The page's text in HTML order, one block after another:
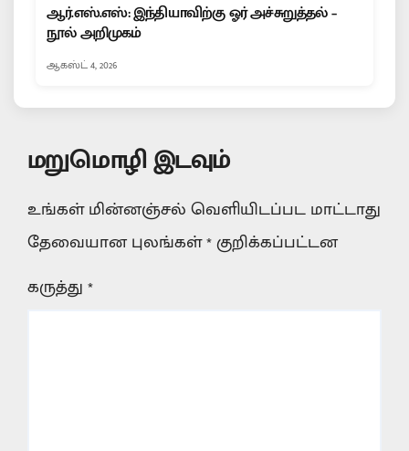
ஆர்.எஸ்.எஸ்: இந்தியாவிற்கு ஓர் அச்சுறுத்தல் –
நூல் அறிமுகம்
ஆகஸ்ட் 4, 2026
மறுமொழி இடவும்
உங்கள் மின்னஞ்சல் வெளியிடப்பட மாட்டாது
தேவையான புலங்கள்*குறிக்கப்பட்டன
கருத்து*